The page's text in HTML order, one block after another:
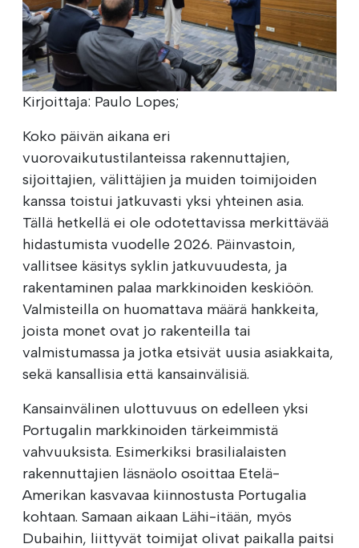
Kirjoittaja: Paulo Lopes;
Koko päivän aikana eri
vuorovaikutustilanteissa rakennuttajien,
sijoittajien, välittäjien ja muiden toimijoiden
kanssa toistui jatkuvasti yksi yhteinen asia.
Tällä hetkellä ei ole odotettavissa merkittävää
hidastumista vuodelle 2026. Päinvastoin,
vallitsee käsitys syklin jatkuvuudesta, ja
rakentaminen palaa markkinoiden keskiöön.
Valmisteilla on huomattava määrä hankkeita,
joista monet ovat jo rakenteilla tai
valmistumassa ja jotka etsivät uusia asiakkaita,
sekä kansallisia että kansainvälisiä.
Kansainvälinen ulottuvuus on edelleen yksi
Portugalin markkinoiden tärkeimmistä
vahvuuksista. Esimerkiksi brasilialaisten
rakennuttajien läsnäolo osoittaa Etelä-
Amerikan kasvavaa kiinnostusta Portugalia
kohtaan. Samaan aikaan Lähi-itään, myös
Dubaihin, liittyvät toimijat olivat paikalla paitsi